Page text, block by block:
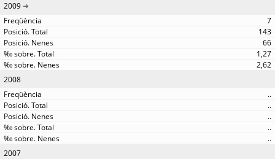
2009
7
143
66
1,27
2,62
2008
..
..
..
..
..
2007